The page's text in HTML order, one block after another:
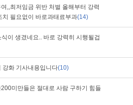
,,최저임금 위반 처벌 올해부터 강력
치 필요없이 바로과태료부과(14)
이 생겼네요.. 바로 강력히 시행될겁
강화 기사내용입니다(10)
미만들은 절대로 사람 구하기 힘들